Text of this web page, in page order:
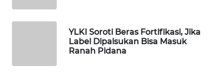
YLKI Soroti Beras Fortifikasi, Jika
Label Dipalsukan Bisa Masuk
Ranah Pidana